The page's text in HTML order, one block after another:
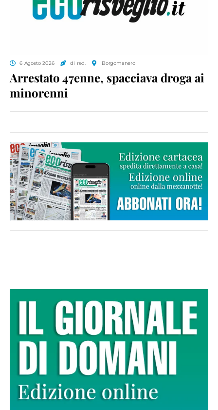
6 Agosto 2026 di red. Borgomanero
Arrestato 47enne, spacciava droga ai
minorenni